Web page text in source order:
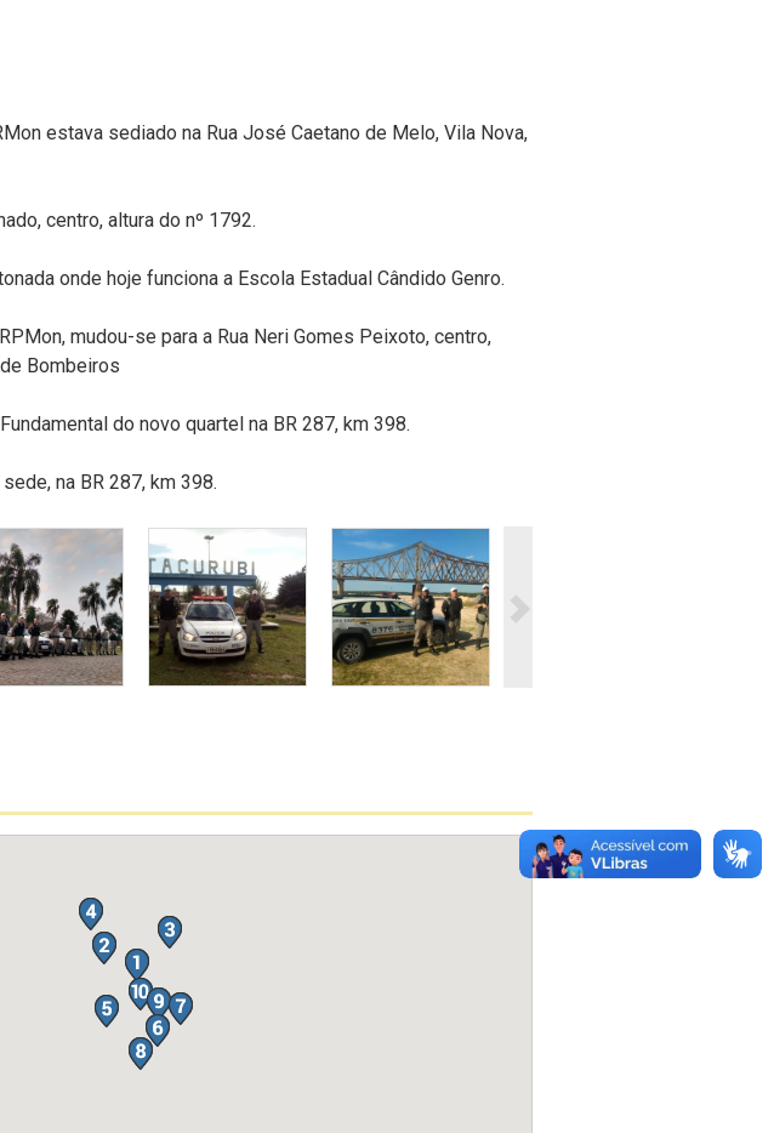
estava sediado na Rua José Caetano de Melo, Vila Nova,
centro, altura do nº 1792.
onde hoje funciona a Escola Estadual Cândido Genro.
mudou-se para a Rua Neri Gomes Peixoto, centro,
Bombeiros
do novo quartel na BR 287, km 398.
na BR 287, km 398.